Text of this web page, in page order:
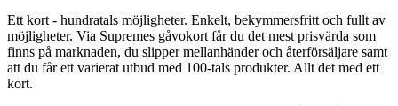
Ett kort - hundratals möjligheter. Enkelt, bekymmersfritt och fullt av
möjligheter. Via Supremes gåvokort får du det mest prisvärda som
finns på marknaden, du slipper mellanhänder och återförsäljare samt
att du får ett varierat utbud med 100-tals produkter. Allt det med ett
kort.